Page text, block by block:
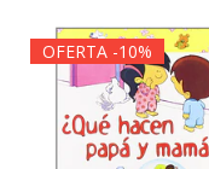
OFERTA -10%